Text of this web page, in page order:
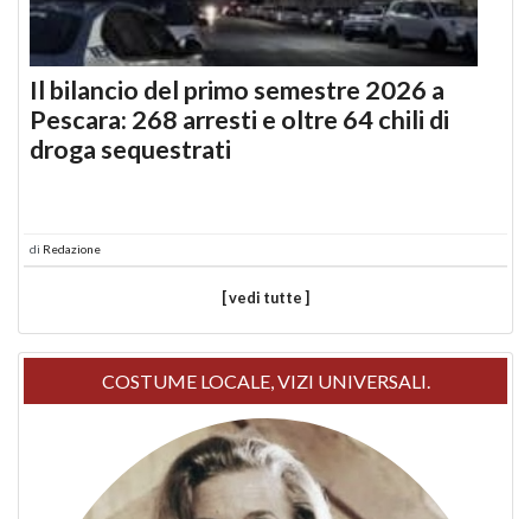
Il bilancio del primo semestre 2026 a
Pescara: 268 arresti e oltre 64 chili di
droga sequestrati
di Redazione
[ vedi tutte ]
COSTUME LOCALE, VIZI UNIVERSALI.